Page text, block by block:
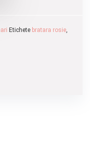
Etichete bratara rosie,